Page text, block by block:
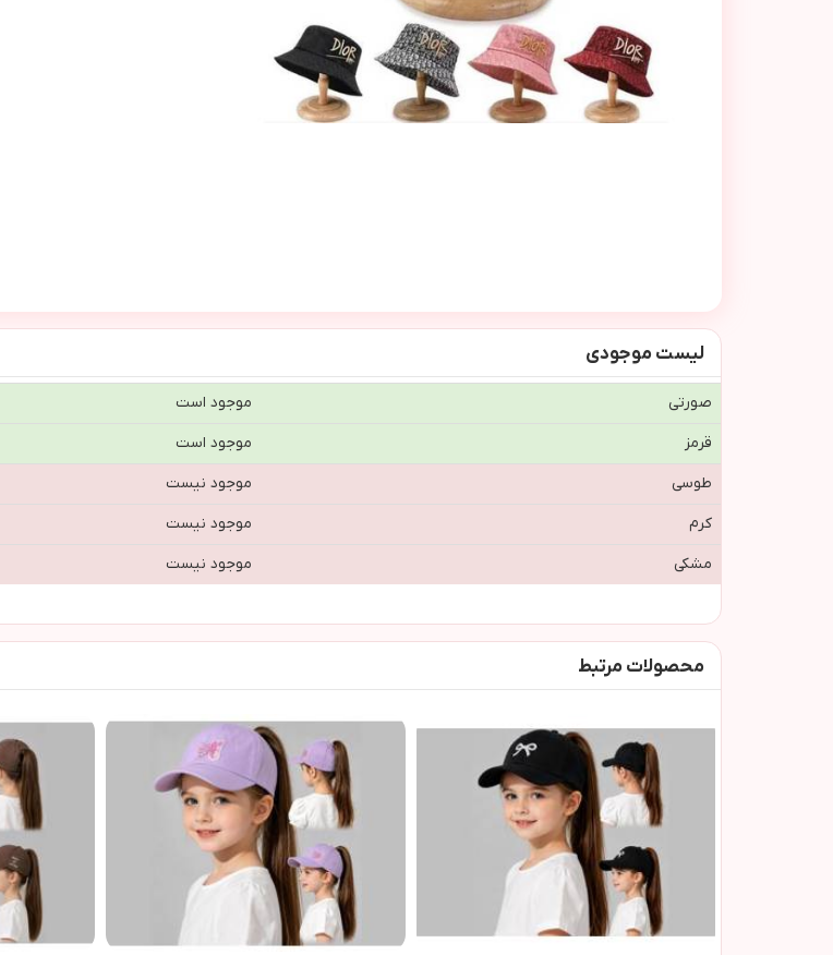
لیست موجودی
صورتی
موجود است
قرمز
موجود است
طوسی
موجود نیست
کرم
موجود نیست
مشکی
موجود نیست
محصولات مرتبط